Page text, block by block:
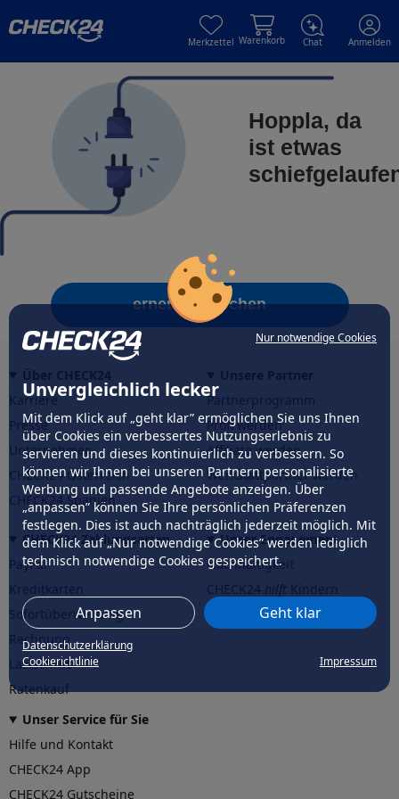
Nur notwendige Cookies
Unvergleichlich lecker
Mit dem Klick auf „geht klar” ermöglichen Sie uns Ihnen
über Cookies ein verbessertes Nutzungserlebnis zu
servieren und dieses kontinuierlich zu verbessern. So
können wir Ihnen bei unseren Partnern personalisierte
Werbung und passende Angebote anzeigen. Über
„anpassen” können Sie Ihre persönlichen Präferenzen
festlegen. Dies ist auch nachträglich jederzeit möglich. Mit
dem Klick auf „Nur notwendige Cookies” werden lediglich
technisch notwendige Cookies gespeichert.
Anpassen Geht klar
Datenschutzerklärung
Cookierichtlinie
Impressum
Merkzettel Warenkorb Chat Anmelden
Hoppla, da
ist etwas
erneut versuchen
Karriere
Presse
Unternehmen
CHECK24 Österreich
CHECK24 Spanien
Partnerprogramm
Profi werden
Affiliate werden
Werkstattpartner werden
CHECK24 Zahlungsarten
PayPal
Sofortüberweisung
Rechnung
Lastschrift
Ratenkauf
Unser Engagement
Nachhaltigkeit
CHECK24hilftder Natur
Unser Service für Sie
Hilfe und Kontakt
CHECK24 App
CHECK24 Gutscheine